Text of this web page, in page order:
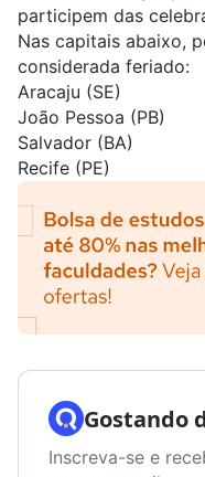
participem das
Nas capitais abaixo,
considerada feriado:
Aracaju (SE)
João Pessoa (PB)
Salvador (BA)
Recife (PE)
Gostando
Inscreva-se e